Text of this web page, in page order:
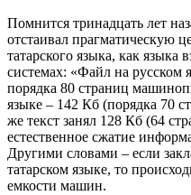
Помнится тринадцать лет
отстаивал прагматическую
татарского языка, как
системах: «Файл на русском
порядка 80 страниц
языке – 142 Кб (порядка 70
же текст занял 128 Кб (64
естественное сжатие
Другими словами – если
татарском языке, то
емкости машин.